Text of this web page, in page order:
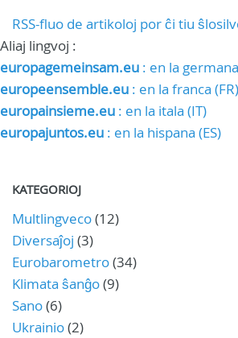
RSS-fluo de artikoloj por ĉi tiu
Aliaj lingvoj :
europagemeinsam.eu : en la
europeensemble.eu : en la franca (FR)
europainsieme.eu : en la itala (IT)
europajuntos.eu : en la hispana (ES)
KATEGORIOJ
Multlingveco(12)
Diversaĵoj (3)
Eurobarometro(34)
Klimata ŝanĝo(9)
Sano(6)
Ukrainio(2)